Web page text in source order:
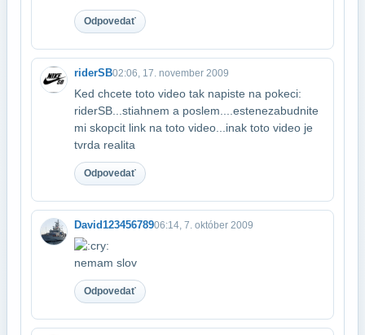
Odpovedať
riderSB02:06, 17. november 2009
Ked chcete toto video tak napiste na pokeci:
riderSB...stiahnem a poslem....este​nezabudnite
mi skopcit link na toto video...inak toto video je
tvrda realita
Odpovedať
David12345678906:14, 7. október 2009
nemam slov
Odpovedať